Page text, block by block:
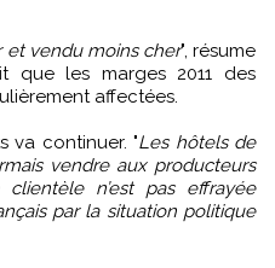
et vendu moins cher", résume
que les marges 2011 des
affectées.
va continuer. "Les hôtels de
vendre aux producteurs
n’est pas effrayée
par la situation politique